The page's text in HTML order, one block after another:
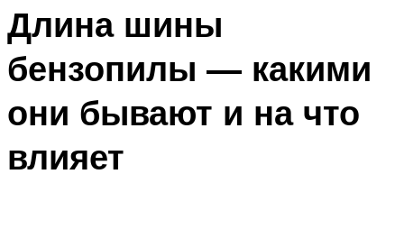
Длина шины
бензопилы — какими
они бывают и на что
влияет